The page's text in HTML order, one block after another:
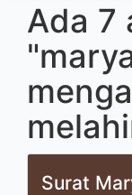
Ada 7
Surat